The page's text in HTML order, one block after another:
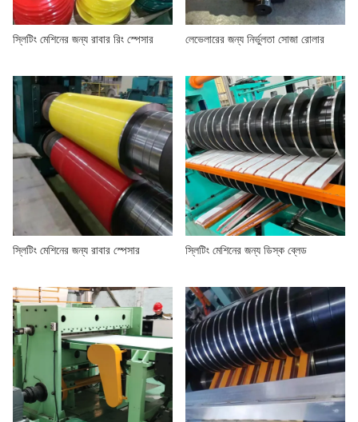
আমাদের সম্পর্কে
স্লিটিং মেশিনের জন্য রাবার রিং স্পেসার লেভেলারের জন্য নির্ভুলতা সোজা রোলার
স্লিটিং মেশিনের জন্য রাবার স্পেসার স্লিটিং মেশিনের জন্য ডিস্ক ব্লেড